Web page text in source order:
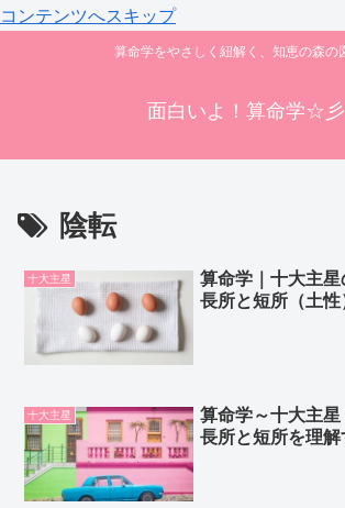
コンテンツへスキップ
算命学をやさしく紐解く、知恵の森の
面白いよ！算命学☆彡
陰転
十大主星
算命学｜十大主星
長所と短所（土性
十大主星
算命学～十大主星
長所と短所を理解